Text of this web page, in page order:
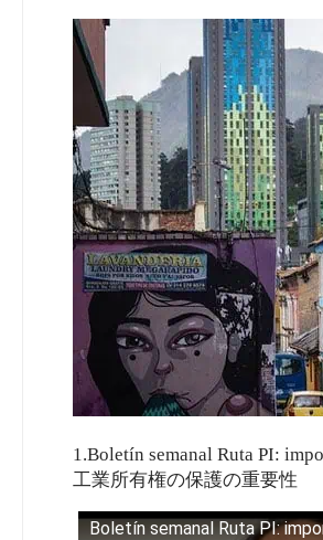
1.Boletín semanal Ruta PI:
工業所有権の保護の重要性
Boletín semanal Ruta PI: